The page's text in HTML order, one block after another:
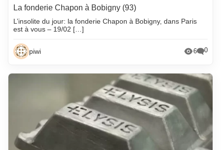
La fonderie Chapon à Bobigny (93)
L’insolite du jour: la fonderie Chapon à Bobigny, dans Paris
est à vous – 19/02 […]
piwi 6 0